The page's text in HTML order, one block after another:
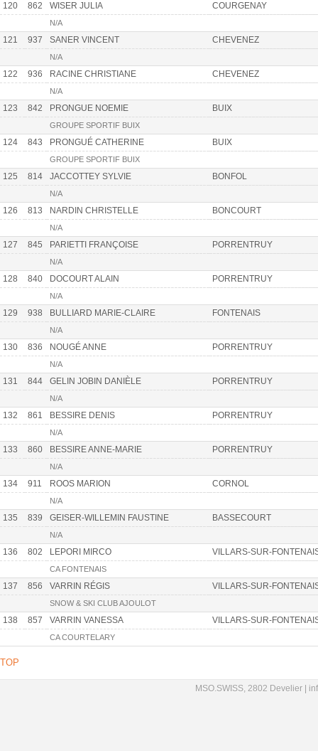
120 862 WISER JULIA COURGENAY
N/A
121 937 SANER VINCENT CHEVENEZ
N/A
122 936 RACINE CHRISTIANE CHEVENEZ
N/A
123 842 PRONGUE NOEMIE BUIX
GROUPE SPORTIF BUIX
124 843 PRONGUÉ CATHERINE BUIX
GROUPE SPORTIF BUIX
125 814 JACCOTTEY SYLVIE BONFOL
N/A
126 813 NARDIN CHRISTELLE BONCOURT
N/A
127 845 PARIETTI FRANÇOISE PORRENTRUY
N/A
128 840 DOCOURT ALAIN PORRENTRUY
N/A
129 938 BULLIARD MARIE-CLAIRE FONTENAIS
N/A
130 836 NOUGÉ ANNE PORRENTRUY
N/A
131 844 GELIN JOBIN DANIÈLE PORRENTRUY
N/A
132 861 BESSIRE DENIS PORRENTRUY
N/A
133 860 BESSIRE ANNE-MARIE PORRENTRUY
N/A
134 911 ROOS MARION CORNOL
N/A
135 839 GEISER-WILLEMIN FAUSTINE BASSECOURT
N/A
136 802 LEPORI MIRCO VILLARS-SUR-
CA FONTENAIS
137 856 VARRIN RÉGIS VILLARS-SUR-
SNOW & SKI CLUB AJOULOT
138 857 VARRIN VANESSA VILLARS-SUR-
CA COURTELARY
TOP
MSO.SWISS, 2802 Develier |